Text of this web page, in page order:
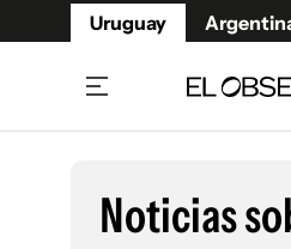
Uruguay
Beneficios Member
Noticias